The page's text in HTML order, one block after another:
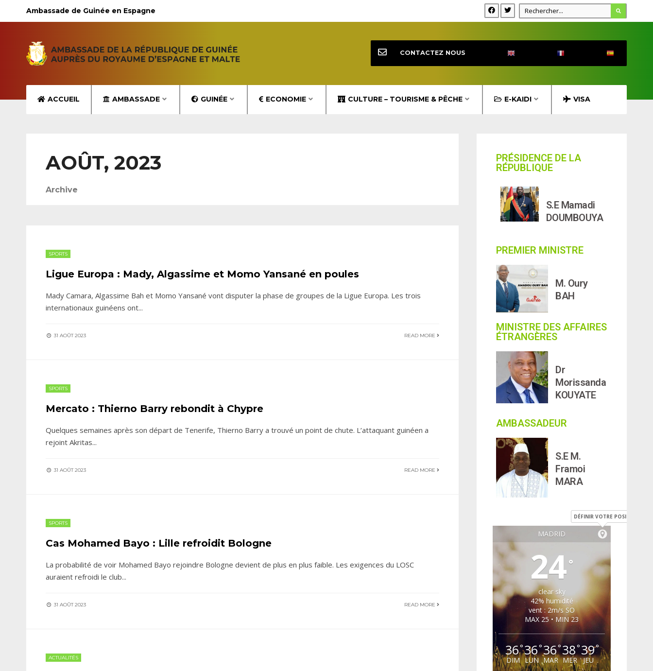
Ambassade de Guinée en Espagne
ACCUEIL AMBASSADE GUINÉE ECONOMIE CULTURE – TOURISME & PÊCHE E-KAIDI VISA
CONTACTEZ NOUS
AOÛT, 2023
Archive
SPORTS
Ligue Europa : Mady, Algassime et Momo Yansané en poules
Mady Camara, Algassime Bah et Momo Yansané vont disputer la phase de groupes de la Ligue Europa. Les trois
internationaux guinéens ont...
31 AOÛT 2023 READ MORE
SPORTS
Mercato : Thierno Barry rebondit à Chypre
Quelques semaines après son départ de Tenerife, Thierno Barry a trouvé un point de chute. L’attaquant guinéen a
rejoint Akritas...
31 AOÛT 2023 READ MORE
SPORTS
Cas Mohamed Bayo : Lille refroidit Bologne
La probabilité de voir Mohamed Bayo rejoindre Bologne devient de plus en plus faible. Les exigences du LOSC
auraient refroidi le club...
31 AOÛT 2023 READ MORE
ACTUALITÉS
PRÉSIDENCE DE LA
RÉPUBLIQUE
S.E Mamadi
DOUMBOUYA
PREMIER MINISTRE
M. Oury
BAH
MINISTRE DES AFFAIRES
ÉTRANGÈRES
Dr
Morissanda
KOUYATE
AMBASSADEUR
S.E M.
Framoi
MARA
MADRID
DÉFINIR VOTRE POSITION
24°
clear sky
42% humidité
vent : 2m/s SO
MAX 25 • MIN 23
36°
DIM
36°
LUN
36°
MAR
38°
MER
39°
JEU